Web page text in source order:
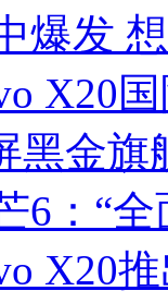
爆发
X20
黑金旗
6：“
X20